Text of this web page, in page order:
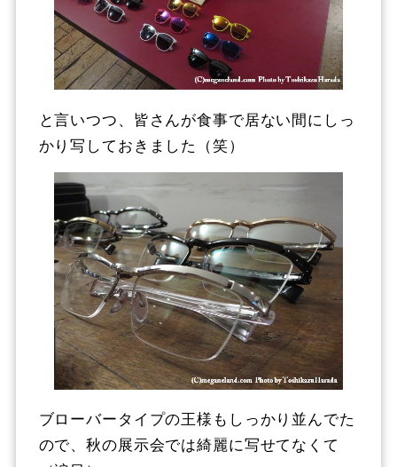
と言いつつ、皆さんが食事で居ない間にしっ
かり写しておきました（笑）
ブローバータイプの王様もしっかり並んでた
ので、秋の展示会では綺麗に写せてなくて